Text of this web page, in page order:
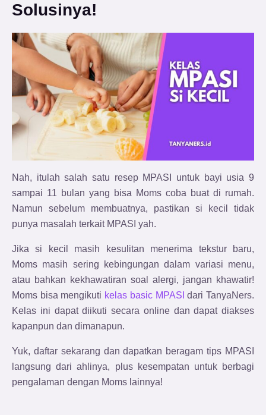
Solusinya!
Nah, itulah salah satu resep MPASI untuk bayi usia 9
sampai 11 bulan yang bisa Moms coba buat di rumah.
Namun sebelum membuatnya, pastikan si kecil tidak
punya masalah terkait MPASI yah.
Jika si kecil masih kesulitan menerima tekstur baru,
Moms masih sering kebingungan dalam variasi menu,
atau bahkan kekhawatiran soal alergi, jangan khawatir!
Moms bisa mengikuti kelas basic MPASI dari TanyaNers.
Kelas ini dapat diikuti secara online dan dapat diakses
kapanpun dan dimanapun.
Yuk, daftar sekarang dan dapatkan beragam tips MPASI
langsung dari ahlinya, plus kesempatan untuk berbagi
pengalaman dengan Moms lainnya!